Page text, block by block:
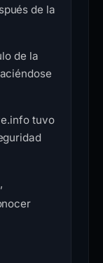
de la
de la
tuvo